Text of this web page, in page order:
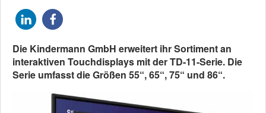
Die Kindermann GmbH erweitert ihr Sortiment an
interaktiven Touchdisplays mit der TD-11-Serie. Die
Serie umfasst die Größen 55“, 65“, 75“ und 86“.